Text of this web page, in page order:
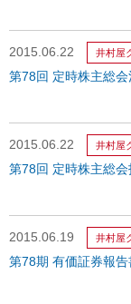
2015.06.22 井村屋
第78回 定時株主総会
2015.06.22 井村屋
第78回 定時株主総会
2015.06.19 井村屋
第78期 有価証券報告